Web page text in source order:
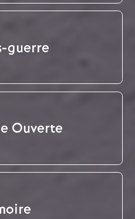
guerre
Ouverte